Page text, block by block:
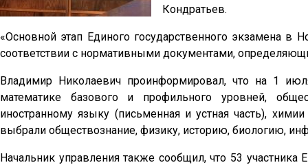
Кондратьев.
«Основной этап Единого государственного экзамена
соответствии с нормативными документами,
Владимир Николаевич проинформировал, что на 1
математике базового и профильного уровней,
иностранному языку (письменная и устная часть),
выбрали обществознание, физику, историю, биологию,
Начальник управления также сообщил, что 53